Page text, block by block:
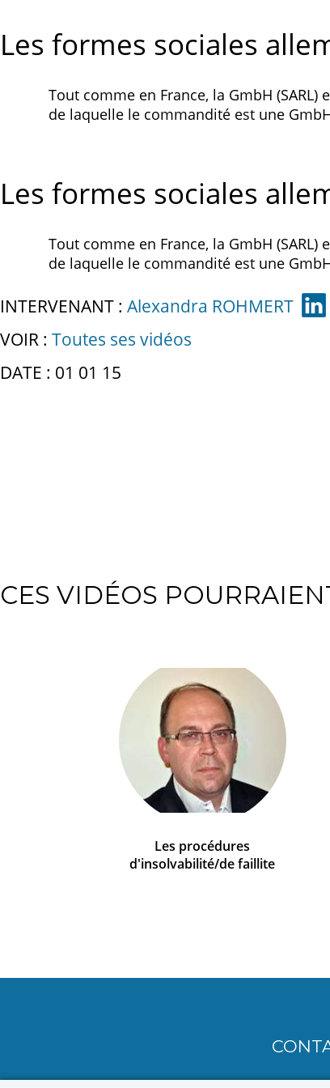
Les formes sociales
Tout comme en France, la GmbH
de laquelle le commandité est une
Les formes sociales
Tout comme en France, la GmbH
de laquelle le commandité est une
INTERVENANT : Alexandra ROHMERT
VOIR : Toutes ses vidéos
DATE : 01 01 15
CES VIDÉOS
Les procédures
d'insolvabilité/de faillite
MENU